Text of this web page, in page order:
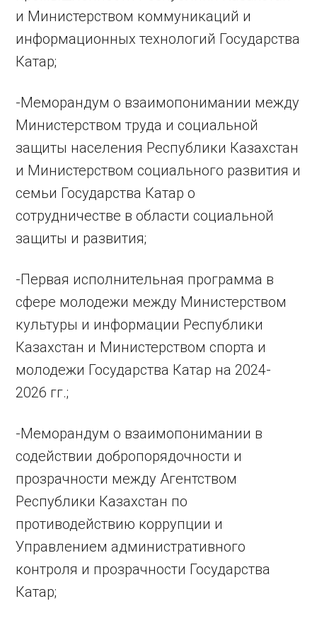
и Министерством коммуникаций и
информационных технологий Государства
Катар;
-Меморандум о взаимопонимании между
Министерством труда и социальной
защиты населения Республики Казахстан
и Министерством социального развития и
семьи Государства Катар о
сотрудничестве в области социальной
защиты и развития;
-Первая исполнительная программа в
сфере молодежи между Министерством
культуры и информации Республики
Казахстан и Министерством спорта и
молодежи Государства Катар на 2024-
2026 гг.;
-Меморандум о взаимопонимании в
содействии добропорядочности и
прозрачности между Агентством
Республики Казахстан по
противодействию коррупции и
Управлением административного
контроля и прозрачности Государства
Катар;